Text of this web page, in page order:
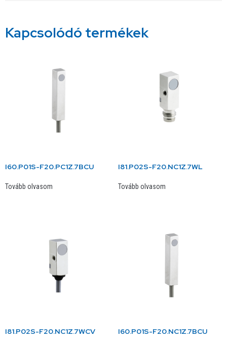
Kapcsolódó termékek
I60.P01S-F20.PC1Z.7BCU
Tovább olvasom
I81.P02S-F20.NC1Z.7WL
Tovább olvasom
I81.P02S-F20.NC1Z.7WCV I60.P01S-F20.NC1Z.7BCU